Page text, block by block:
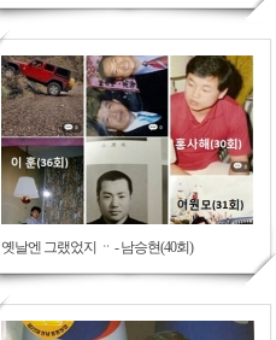
옛날엔 그랬었지 ᆢ - 남승현(40회)